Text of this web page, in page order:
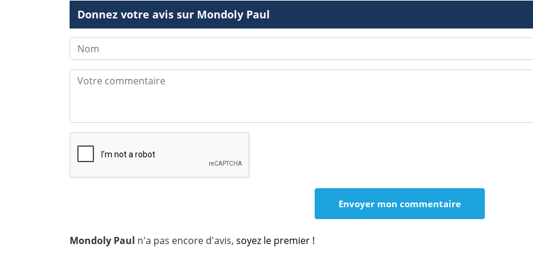
Donnez votre avis sur Mondoly Paul
Mondoly Paul n'a pas encore d'avis, soyez le premier !